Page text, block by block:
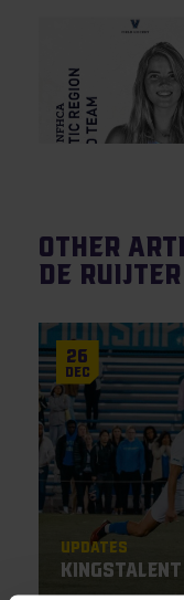
Other
de Ruijter
26
Dec
Updates
KingsTalent